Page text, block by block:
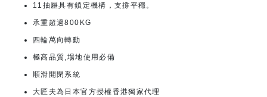
11抽屜具有鎖定機構，支撐平穩。
承重超過800KG
四輪萬向轉動
極高品質,場地使用必備
順滑開閉系統
大匠夫為日本官方授權香港獨家代理